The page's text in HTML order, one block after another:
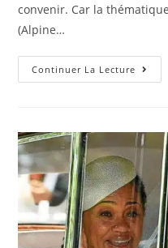
convenir. Car la
(Alpine…
Continuer La Lecture Sur
Le
:
700
Ce
End